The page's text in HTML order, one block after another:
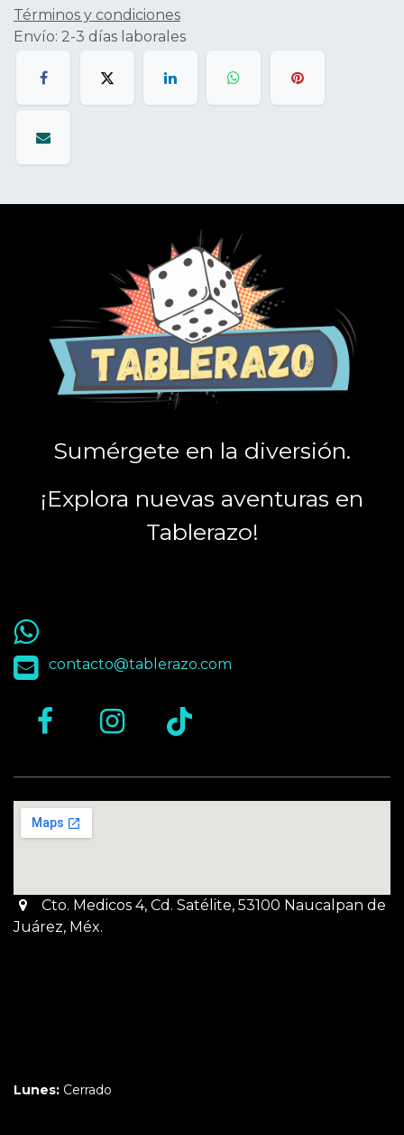
Términos y condiciones
Envío: 2-3 días laborales
Sumérgete en la diversión.
¡Explora nuevas aventuras en
Tablerazo!
55 9563 4848
contacto@tablerazo.com
Cto. Medicos 4, Cd. Satélite, 53100 Naucalpan de
Juárez, Méx.
Lunes: Cerrado